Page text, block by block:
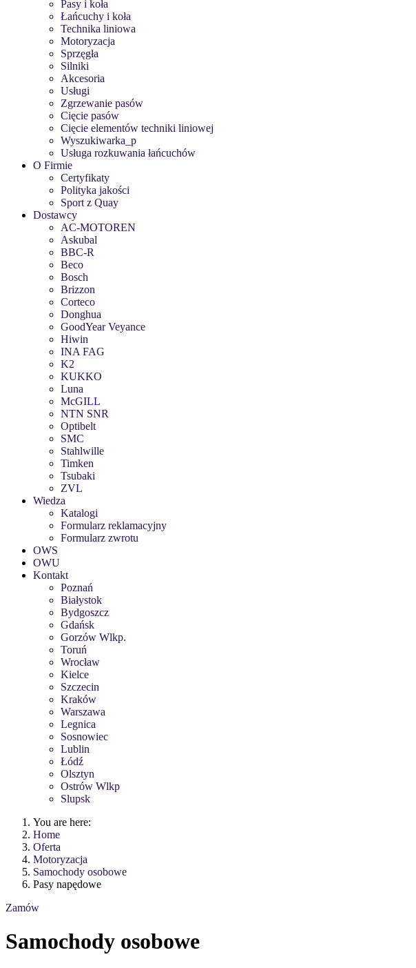
Pasy i koła
Łańcuchy i koła
Technika liniowa
Motoryzacja
Sprzęgła
Silniki
Akcesoria
Usługi
Zgrzewanie pasów
Cięcie pasów
Cięcie elementów techniki liniowej
Wyszukiwarka_p
Usługa rozkuwania łańcuchów
O Firmie
Certyfikaty
Polityka jakości
Sport z Quay
Dostawcy
AC-MOTOREN
Askubal
BBC-R
Beco
Bosch
Brizzon
Corteco
Donghua
GoodYear Veyance
Hiwin
INA FAG
K2
KUKKO
Luna
McGILL
NTN SNR
Optibelt
SMC
Stahlwille
Timken
Tsubaki
ZVL
Wiedza
Katalogi
Formularz reklamacyjny
Formularz zwrotu
OWS
OWU
Kontakt
Poznań
Białystok
Bydgoszcz
Gdańsk
Gorzów Wlkp.
Toruń
Wrocław
Kielce
Szczecin
Kraków
Warszawa
Legnica
Sosnowiec
Lublin
Łódź
Olsztyn
Ostrów Wlkp
Slupsk
You are here:
Home
Oferta
Motoryzacja
Samochody osobowe
Pasy napędowe
Zamów
Samochody osobowe